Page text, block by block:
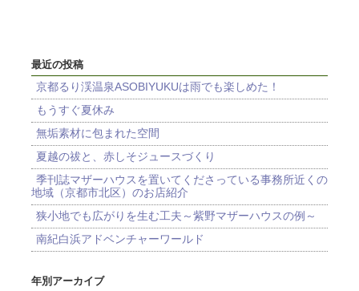
最近の投稿
京都るり渓温泉ASOBIYUKUは雨でも楽しめた！
もうすぐ夏休み
無垢素材に包まれた空間
夏越の祓と、赤しそジュースづくり
季刊誌マザーハウスを置いてくださっている事務所近くの
地域（京都市北区）のお店紹介
狭小地でも広がりを生む工夫～紫野マザーハウスの例～
南紀白浜アドベンチャーワールド
年別アーカイブ